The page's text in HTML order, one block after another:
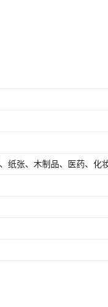
纸张、木制品、医药、化